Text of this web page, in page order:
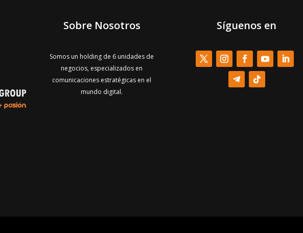
Sobre Nosotros
Somos un holding de 6 unidades de
negocios, especializados en
comunicaciones estratégicas en el
mundo digital.
Síguenos en